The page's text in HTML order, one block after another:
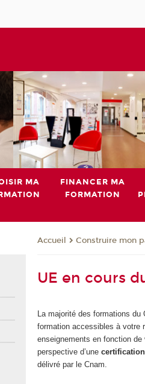
MA
FINANCER MA
FORMATION
Accueil Construire mon
UE en cours
La majorité des formations
formation accessibles à votre
enseignements en fonction
perspective d’une
délivré par le Cnam.